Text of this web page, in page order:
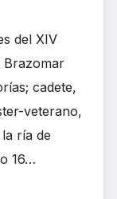
del XIV
Brazomar
cadete,
veterano,
ría de
16…